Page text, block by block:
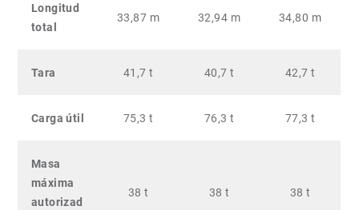
Longitud
total
33,87 m 32,94 m 34,80 m
Tara 41,7 t 40,7 t 42,7 t
Carga útil 75,3 t 76,3 t 77,3 t
Masa
máxima
autorizad
38 t 38 t 38 t